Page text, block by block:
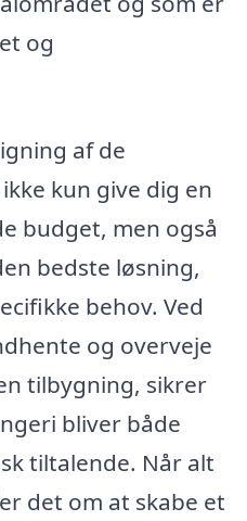
og
af de
kun give dig en
budget, men også
bedste løsning,
behov. Ved
og overveje
tilbygning, sikrer
bliver både
tiltalende. Når alt
det om at skabe et